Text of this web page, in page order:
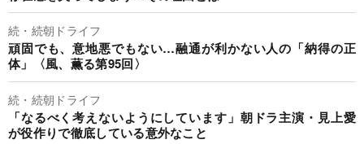
続・続朝ドライフ
頑固でも、意地悪でもない…融通が利かない人の「納得の正
体」〈風、薫る第95回〉
続・続朝ドライフ
「なるべく考えないようにしています」朝ドラ主演・見上愛
が役作りで徹底している意外なこと